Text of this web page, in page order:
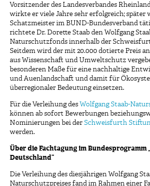
Vorsitzender des Landesverbandes
wirkte er viele Jahre sehr erfolgreich; später
Schatzmeister im BUND-Bundesverband
richtete Dr. Dorette Staab den Wolfgang
Naturschutzfonds innerhalb der
Seitdem wird der mit 20.000 dotierte Preis
aus Wissenschaft und Umweltschutz
besonderen Maße für eine nachhaltige
und Auenlandschaft und damit für
überregionaler Bedeutung einsetzen.
Für die Verleihung des Wolfgang Staab-
können ab sofort Bewerbungen
Nominierungen bei der Schweisfurth
werden.
Über die Fachtagung im Bundesprogramm
Deutschland“
Die Verleihung des diesjährigen Wolfgang
Naturschutzpreises fand im Rahmen einer